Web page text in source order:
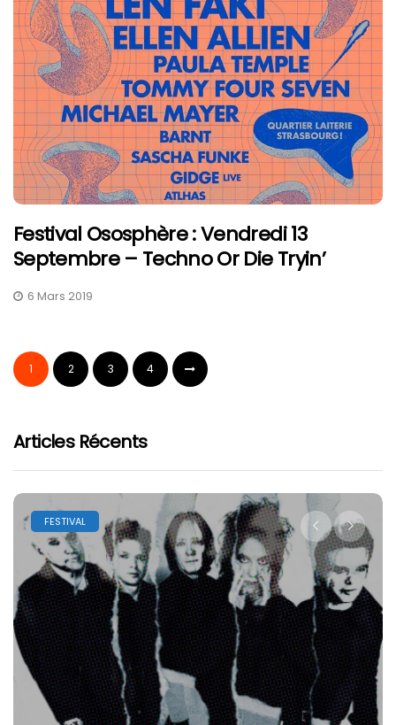
Festival Ososphère : Vendredi 13
Septembre – Techno Or Die Tryin’
6 Mars 2019
1 2 3 4
Articles Récents
FESTIVAL